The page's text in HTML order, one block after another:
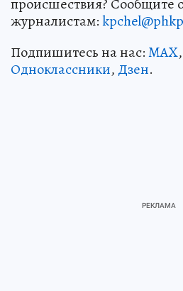
журналистам:
Подпишитесь на нас:MAX,
Одноклассники, Дзен.